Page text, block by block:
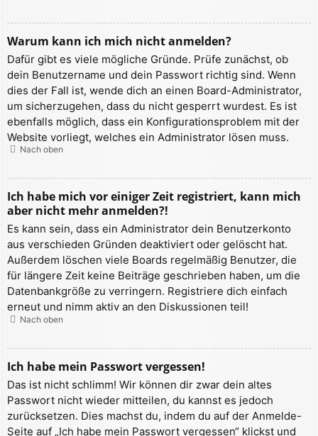
Warum kann ich mich nicht anmelden?
Dafür gibt es viele mögliche Gründe. Prüfe zunächst, ob
dein Benutzername und dein Passwort richtig sind. Wenn
dies der Fall ist, wende dich an einen Board-Administrator,
um sicherzugehen, dass du nicht gesperrt wurdest. Es ist
ebenfalls möglich, dass ein Konfigurationsproblem mit der
Website vorliegt, welches ein Administrator lösen muss.
Nach oben
Ich habe mich vor einiger Zeit registriert, kann mich
aber nicht mehr anmelden?!
Es kann sein, dass ein Administrator dein Benutzerkonto
aus verschieden Gründen deaktiviert oder gelöscht hat.
Außerdem löschen viele Boards regelmäßig Benutzer, die
für längere Zeit keine Beiträge geschrieben haben, um die
Datenbankgröße zu verringern. Registriere dich einfach
erneut und nimm aktiv an den Diskussionen teil!
Nach oben
Ich habe mein Passwort vergessen!
Das ist nicht schlimm! Wir können dir zwar dein altes
Passwort nicht wieder mitteilen, du kannst es jedoch
zurücksetzen. Dies machst du, indem du auf der Anmelde-
Seite auf „Ich habe mein Passwort vergessen“ klickst und